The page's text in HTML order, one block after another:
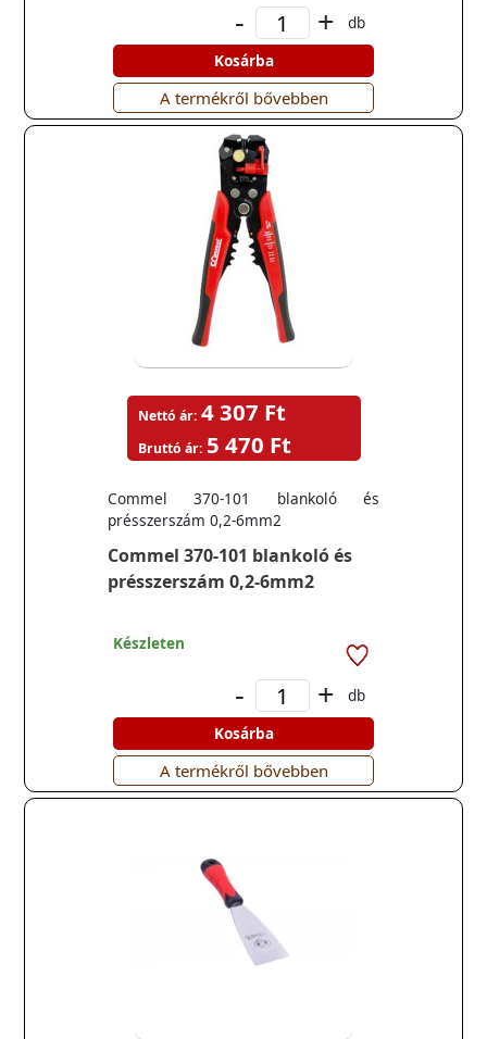
- +
db
Kosárba
A termékről bővebben
Commel 370-101 blankoló és
présszerszám 0,2-6mm2
Commel 370-101 blankoló és
présszerszám 0,2-6mm2
Nettó ár: 4 307 Ft
Bruttó ár: 5 470 Ft
Készleten
- +
db
Kosárba
A termékről bővebben